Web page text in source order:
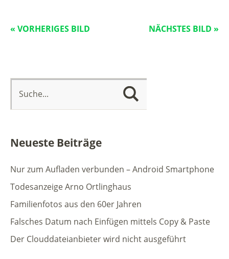
« VORHERIGES BILD NÄCHSTES BILD »
Neueste Beiträge
Nur zum Aufladen verbunden – Android Smartphone
Todesanzeige Arno Ortlinghaus
Familienfotos aus den 60er Jahren
Falsches Datum nach Einfügen mittels Copy & Paste
Der Clouddateianbieter wird nicht ausgeführt